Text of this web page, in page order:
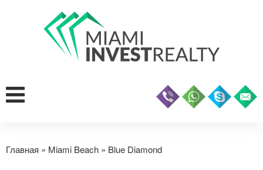
Главная » Miami Beach » Blue Diamond